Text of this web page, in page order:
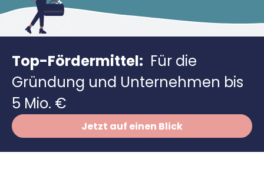
Weitere Tools & Vorlagen
Vergleiche
Steuerberatung
Deals
Top-Fördermittel: Für die
Gründung und Unternehmen bis
5 Mio. €
Jetzt auf einen Blick